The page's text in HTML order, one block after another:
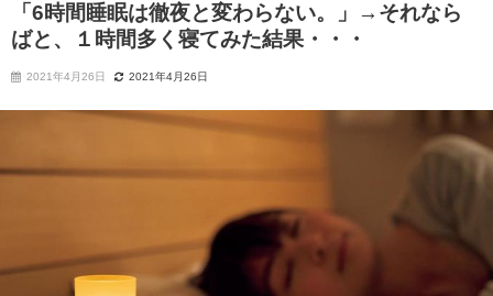
「6時間睡眠は徹夜と変わらない。」→それなら
ばと、１時間多く寝てみた結果・・・
2021年4月26日 2021年4月26日